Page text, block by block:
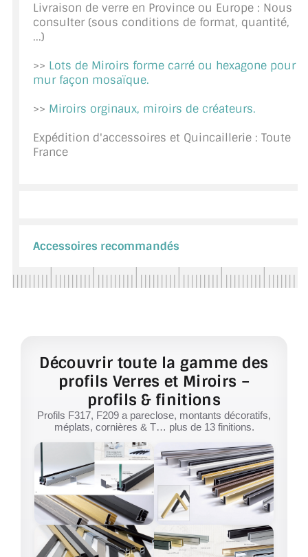
COMPTE PRO
MON PANIER
PLAN DU SITE
NOUS CONTACTER
Livraison de verre en Province ou Europe : Nous
consulter (sous conditions de format, quantité,
...)
>> Lots de Miroirs forme carré ou hexagone pour
mur façon mosaïque.
>> Miroirs orginaux, miroirs de créateurs.
Expédition d'accessoires et Quincaillerie : Toute
France
Accessoires recommandés
Découvrir toute la gamme des
profils Verres et Miroirs –
profils & finitions
Profils F317, F209 a pareclose, montants décoratifs,
méplats, cornières & T… plus de 13 finitions.